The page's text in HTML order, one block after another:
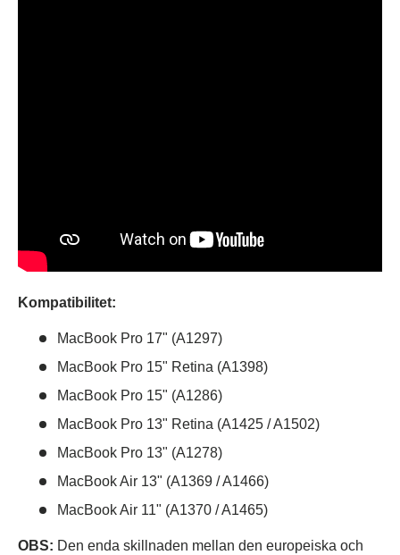
Kompatibilitet:
MacBook Pro 17" (A1297)
MacBook Pro 15" Retina (A1398)
MacBook Pro 15" (A1286)
MacBook Pro 13" Retina (A1425 / A1502)
MacBook Pro 13" (A1278)
MacBook Air 13" (A1369 / A1466)
MacBook Air 11" (A1370 / A1465)
OBS: Den enda skillnaden mellan den europeiska och